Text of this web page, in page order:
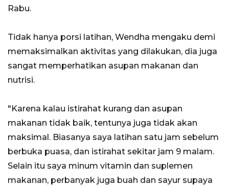
Rabu.
Tidak hanya porsi latihan, Wendha mengaku demi
memaksimalkan aktivitas yang dilakukan, dia juga
sangat memperhatikan asupan makanan dan
nutrisi.
"Karena kalau istirahat kurang dan asupan
makanan tidak baik, tentunya juga tidak akan
maksimal. Biasanya saya latihan satu jam sebelum
berbuka puasa, dan istirahat sekitar jam 9 malam.
Selain itu saya minum vitamin dan suplemen
makanan, perbanyak juga buah dan sayur supaya